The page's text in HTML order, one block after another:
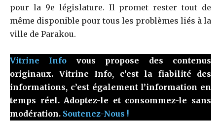
pour la 9e législature. Il promet rester tout de
même disponible pour tous les problèmes liés à la
ville de Parakou.
Vitrine Info vous propose des contenus
originaux. Vitrine Info, c’est la fiabilité des
informations, c’est également l’information en
temps réel. Adoptez-le et consommez-le sans
modération. Soutenez-Nous !